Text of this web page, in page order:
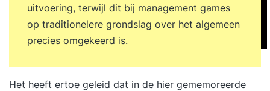
onderbrekingen en uitstelgedrag. Omgaan met
werkdruk en stress zonder productiviteit te
verliezen. Grenzen stellen en effectief
Helder en daadkrachtig communiceren over
uitvoering, terwijl dit bij management games
op traditionelere grondslag over het algemeen
precies omgekeerd is.
Het heeft ertoe geleid dat in de hier gememoreerde